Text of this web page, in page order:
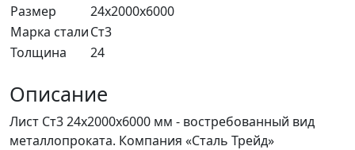
Размер
24x2000x6000
Марка сталиСт3
Толщина
24
Описание
Лист Ст3 24x2000x6000 мм - востребованный вид
металлопроката. Компания «Сталь Трейд»